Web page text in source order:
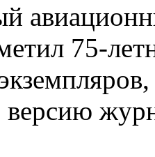
75-
версию